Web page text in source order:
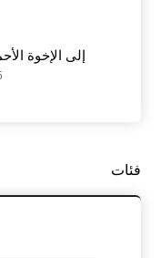
إلى الإخوة
فئات